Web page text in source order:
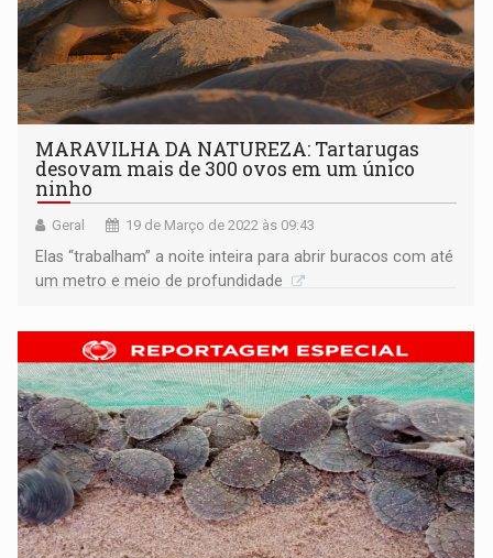
MARAVILHA DA NATUREZA: Tartarugas
desovam mais de 300 ovos em um único
ninho
Geral 19 de Março de 2022 às 09:43
Elas “trabalham” a noite inteira para abrir buracos com até
um metro e meio de profundidade